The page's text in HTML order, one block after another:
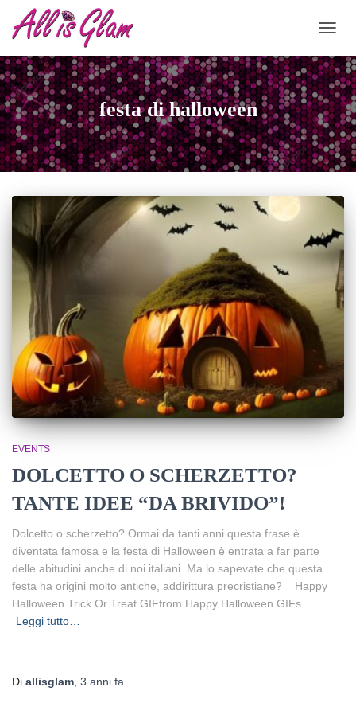
festa di halloween
EVENTS
DOLCETTO O SCHERZETTO?
TANTE IDEE “DA BRIVIDO”!
Dolcetto o scherzetto? Ormai da tanti anni questa frase è
diventata famosa e la festa di Halloween è entrata a far parte
delle abitudini anche di noi italiani. Ma lo sapevate che questa
festa ha origini molto antiche, addirittura precristiane? Happy
Halloween Trick Or Treat GIFfrom Happy Halloween GIFs
Leggi tutto…
Di allisglam 3 anni fa